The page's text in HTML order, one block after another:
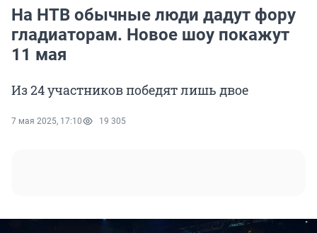
На НТВ обычные люди дадут фору
гладиаторам. Новое шоу покажут
11 мая
Из 24 участников победят лишь двое
7 мая 2025, 17:10 19 305